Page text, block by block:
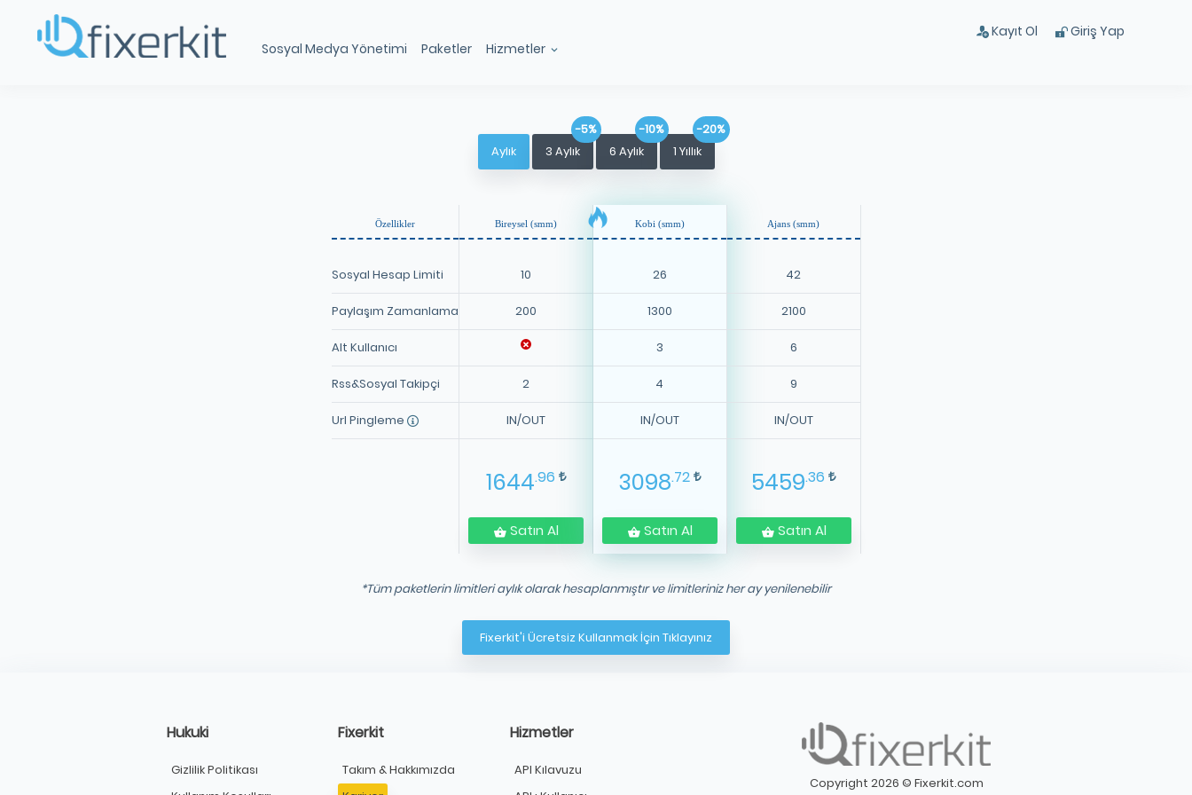
Sosyal Medya Yönetimi Paketler Hizmetler
Kayıt Ol Giriş Yap
Aylık 3 Aylık
-5%
6 Aylık
-10%
1 Yıllık
-20%
Özellikler
Sosyal Hesap Limiti
Paylaşım Zamanlama
Alt Kullanıcı
Rss&Sosyal Takipçi
Url Pingleme
Bireysel (smm)
10
200
2
IN/OUT
1644.96
Satın Al
Kobi (smm)
26
1300
3
4
IN/OUT
3098.72
Satın Al
Ajans (smm)
42
2100
6
9
IN/OUT
5459.36
Satın Al
*Tüm paketlerin limitleri aylık olarak hesaplanmıştır ve limitleriniz her ay yenilenebilir
Fixerkit'i Ücretsiz Kullanmak İçin Tıklayınız
Hukuki
Gizlilik Politikası
Fixerkit
Takım & Hakkımızda
Hizmetler
API Kılavuzu
Copyright 2026 © Fixerkit.com